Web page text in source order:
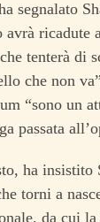
segnalato
avrà ricadute
tenterà di
che non
“sono un
passata
ha insistito
torni a
da cui